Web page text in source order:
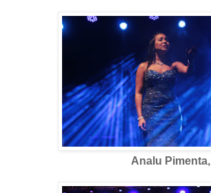
Analu Pimenta,